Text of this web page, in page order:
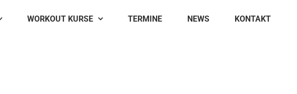
WORKOUT KURSE TERMINE NEWS KONTAKT